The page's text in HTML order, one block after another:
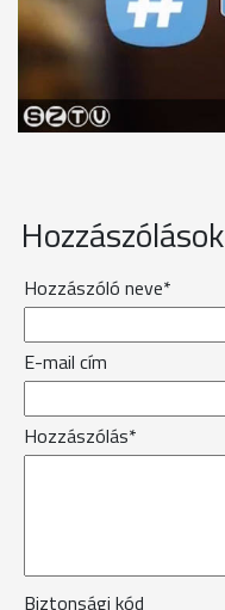
Hozzászólások
Hozzászóló neve*
E-mail cím
Hozzászólás*
Biztonsági kód